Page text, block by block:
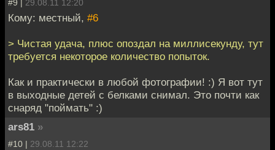
#9 | 29.08.11 12:20
Кому: местный, #6
> Чистая удача, плюс опоздал на миллисекунду, тут
требуется некоторое количество попыток.
Как и практически в любой фотографии! :) Я вот тут
в выходные детей с белками снимал. Это почти как
снаряд "поймать" :)
ars81 »
#10 | 29.08.11 12:22